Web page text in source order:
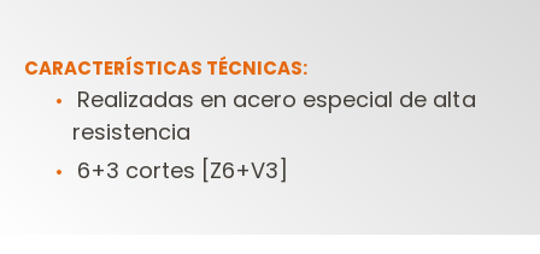
CARACTERÍSTICAS TÉCNICAS:
Realizadas en acero especial de alta
resistencia
6+3 cortes [Z6+V3]